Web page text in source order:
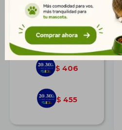
Alimento Goldfish
Escamas 1000 ml
$ 562
$ 406
$ 455